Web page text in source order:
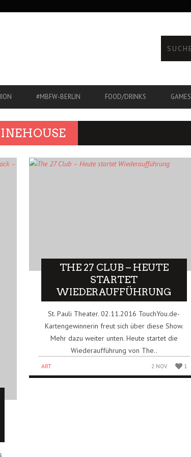
#MBFW-BERLIN FOOD/DRINKS GAMES
THE 27 CLUB – HEUTE
STARTET
WIEDERAUFFÜHRUNG
St. Pauli Theater. 02.11.2016 TouchYou.de-
Kartengewinnerin freut sich über diese Show.
Mehr dazu weiter unten. Heute startet die
Wiederaufführung von The..
ART 2 NOV. 1